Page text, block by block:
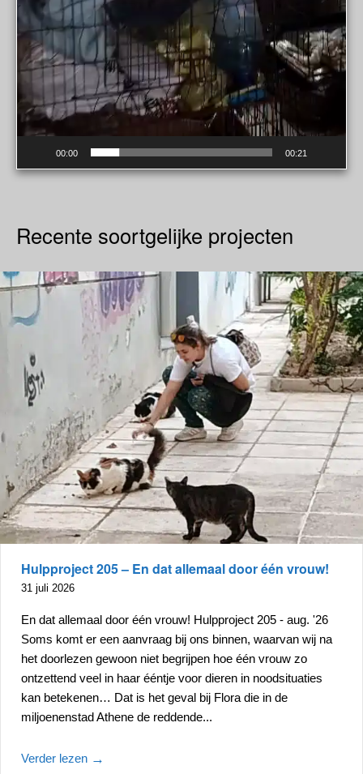
00:00 00:21
Recente soortgelijke projecten
Hulpproject 205 – En dat allemaal door één vrouw!
31 juli 2026
En dat allemaal door één vrouw! Hulpproject 205 - aug. '26
Soms komt er een aanvraag bij ons binnen, waarvan wij na
het doorlezen gewoon niet begrijpen hoe één vrouw zo
ontzettend veel in haar ééntje voor dieren in noodsituaties
kan betekenen… Dat is het geval bij Flora die in de
miljoenenstad Athene de reddende...
Verder lezen →